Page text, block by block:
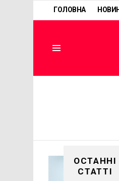
ГОЛОВНА
ОСТАННІ
СТАТТІ